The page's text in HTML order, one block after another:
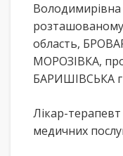
Володимирівна
область,
МОРОЗІВКА,
БАРИШІВСЬКА
Лікар-
медичних